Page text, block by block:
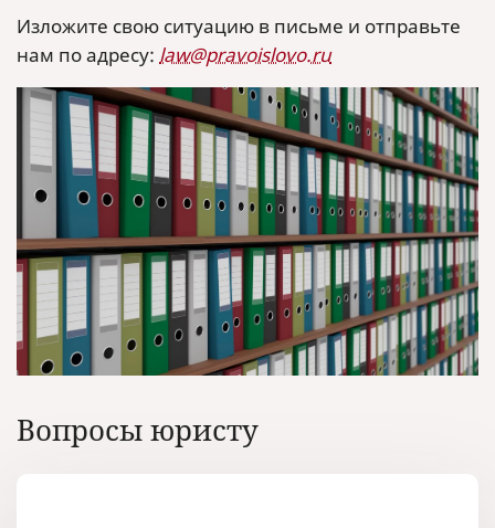
Изложите свою ситуацию в письме и отправьте
нам по адресу: law@pravoislovo.ru
Вопросы юристу